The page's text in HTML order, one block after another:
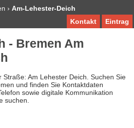
› Am-Lehester-Deich
Eintrag
Kontakt
- Bremen Am
Straße: Am Lehester Deich. Suchen Sie
und finden Sie Kontaktdaten
sowie digitale Kommunikation
suchen.